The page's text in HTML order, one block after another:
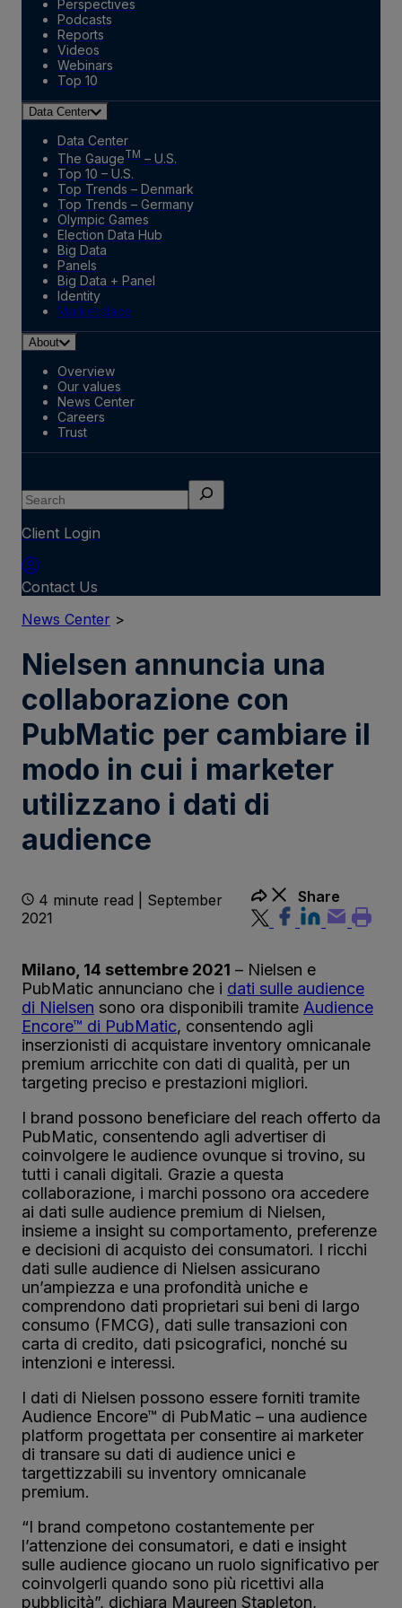
Perspectives
Podcasts
Reports
Videos
Webinars
Top 10
Data Center
Data Center
The GaugeTM – U.S.
Top 10 – U.S.
Top Trends – Denmark
Top Trends – Germany
Olympic Games
Election Data Hub
Big Data
Panels
Big Data + Panel
Identity
Marketplace
About
Overview
Our values
News Center
Careers
Trust
Search
Client Login
Contact Us
News Center >
Nielsen annuncia una
collaborazione con
PubMatic per cambiare il
modo in cui i marketer
utilizzano i dati di
audience
4 minute read | September
2021
Share
Milano, 14 settembre 2021 – Nielsen e
PubMatic annunciano che i dati sulle audience
di Nielsen sono ora disponibili tramite Audience
Encore™ di PubMatic, consentendo agli
inserzionisti di acquistare inventory omnicanale
premium arricchite con dati di qualità, per un
targeting preciso e prestazioni migliori.
I brand possono beneficiare del reach offerto da
PubMatic, consentendo agli advertiser di
coinvolgere le audience ovunque si trovino, su
tutti i canali digitali. Grazie a questa
collaborazione, i marchi possono ora accedere
ai dati sulle audience premium di Nielsen,
insieme a insight su comportamento, preferenze
e decisioni di acquisto dei consumatori. I ricchi
dati sulle audience di Nielsen assicurano
un’ampiezza e una profondità uniche e
comprendono dati proprietari sui beni di largo
consumo (FMCG), dati sulle transazioni con
carta di credito, dati psicografici, nonché su
intenzioni e interessi.
I dati di Nielsen possono essere forniti tramite
Audience Encore™ di PubMatic – una audience
platform progettata per consentire ai marketer
di transare su dati di audience unici e
targettizzabili su inventory omnicanale
premium.
“I brand competono costantemente per
l’attenzione dei consumatori, e dati e insight
sulle audience giocano un ruolo significativo per
coinvolgerli quando sono più ricettivi alla
pubblicità”, dichiara Maureen Stapleton,